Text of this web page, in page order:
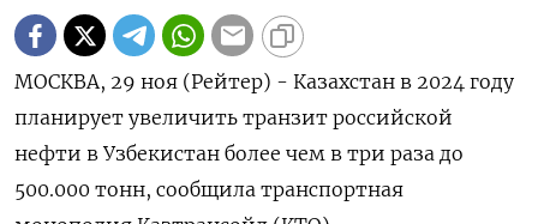
МОСКВА, 29 ноя (Рейтер) - Казахстан в 2024 году
планирует увеличить транзит российской
нефти в Узбекистан более чем в три раза до
500.000 тонн, сообщила транспортная